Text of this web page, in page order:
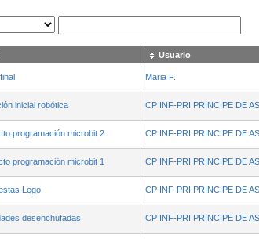
Usuario
Maria F.
inicial robótica CP INF-PRI PRINCIPE DE
programación microbit 2 CP INF-PRI PRINCIPE DE
programación microbit 1 CP INF-PRI PRINCIPE DE
Lego CP INF-PRI PRINCIPE DE
desenchufadas CP INF-PRI PRINCIPE DE